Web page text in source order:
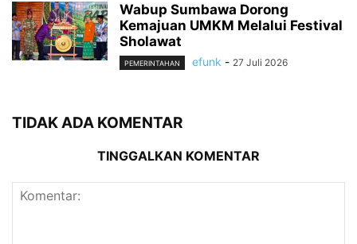
Wabup Sumbawa Dorong
Kemajuan UMKM Melalui Festival
Sholawat
PEMERINTAHAN efunk - 27 Juli 2026
TIDAK ADA KOMENTAR
TINGGALKAN KOMENTAR